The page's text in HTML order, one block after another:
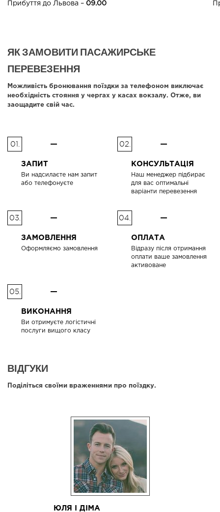
Прибуття до Львова – 09.00
ЯК ЗАМОВИТИ ПАСАЖИРСЬКЕ
ПЕРЕВЕЗЕННЯ
Можливість бронювання поїздки за телефоном виключає
необхідність стояння у чергах у касах вокзалу. Отже, ви
заощадите свій час.
01.
ЗАПИТ
Ви надсилаєте нам запит
або телефонуєте
02.
КОНСУЛЬТАЦІЯ
Наш менеджер підбирає
для вас оптимальні
варіанти перевезення
03.
ЗАМОВЛЕННЯ
Оформляємо замовлення
04.
ОПЛАТА
Відразу після отримання
оплати ваше замовлення
активоване
05.
ВИКОНАННЯ
Ви отримуєте логістичні
послуги вищого класу
ВІДГУКИ
Поділіться своїми враженнями про поїздку.
ЮЛЯ І ДІМА